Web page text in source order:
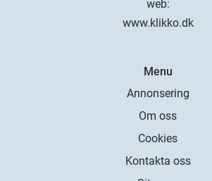
web:
www.klikko.dk
Menu
Annonsering
Om oss
Cookies
Kontakta oss